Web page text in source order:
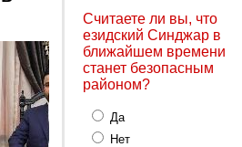
Считаете ли вы, что
езидский Синджар в
ближайшем времени
станет безопасным
районом?
Да
Нет